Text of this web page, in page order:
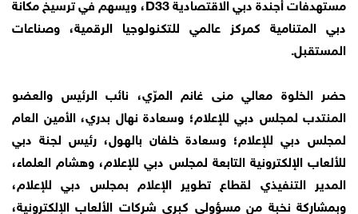
دبي المتنامية كمركز عالمي للتكنولوجيا الرقمية، وصناعات
المستقبل.
حضر الخلوة معالي منى غانم المرّي، نائب الرئيس والعضو
المنتدب لمجلس دبي للإعلام؛ وسعادة نهال بدري، الأمين العام
لمجلس دبي للإعلام؛ وسعادة خلفان بالهول، رئيس لجنة دبي
للألعاب الإلكترونية التابعة لمجلس دبي للإعلام، وهشام العلماء،
المدير التنفيذي لقطاع تطوير الإعلام بمجلس دبي للإعلام،
وبمشاركة نخبة من مسؤولي كبرى شركات الألعاب الإلكترونية،